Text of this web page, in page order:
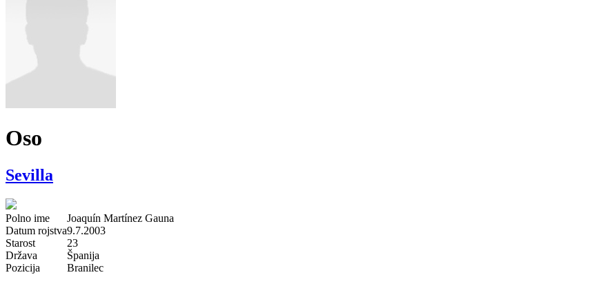
Oso
Sevilla
Polno ime
Joaquín Martínez Gauna
Datum rojstva9.7.2003
Starost
23
Država
Španija
Pozicija
Branilec